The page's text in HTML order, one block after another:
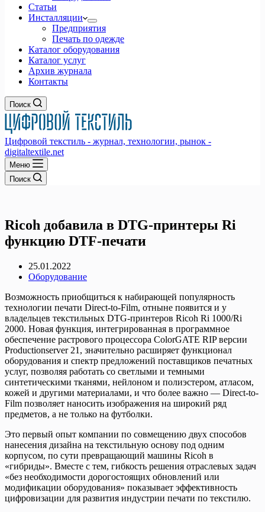
Статьи
Инсталляции
Предприятия
Печать по одежде
Каталог оборудования
Каталог услуг
Архив журнала
Контакты
Поиск
Цифровой текстиль - журнал, технологии, рынок -
digitaltextile.net
Меню
Поиск
Ricoh добавила в DTG-принтеры Ri
функцию DTF-печати
25.01.2022
Оборудование
Возможность приобщиться к набирающей популярность
технологии печати Direct-to-Film, отныне появится и у
владельцев текстильных DTG-принтеров Ricoh Ri 1000/Ri
2000. Новая функция, интегрированная в программное
обеспечение растрового процессора ColorGATE RIP версии
Productionserver 21, значительно расширяет функционал
оборудования и спектр предложений поставщиков печатных
услуг, позволяя работать со светлыми и темными
синтетическими тканями, нейлоном и полиэстером, атласом,
кожей и другими материалами, и что более важно — Direct-to-
Film позволяет наносить изображения на широкий ряд
предметов, а не только на футболки.
Это первый опыт компании по совмещению двух способов
нанесения дизайна на текстильную основу под одним
корпусом, по сути превращающий машины Ricoh в
«гибриды». Вместе с тем, гибкость решения отраслевых задач
«без необходимости дорогостоящих обновлений или
модификации оборудования» показывает эффективность
цифровизации для развития индустрии печати по текстилю.